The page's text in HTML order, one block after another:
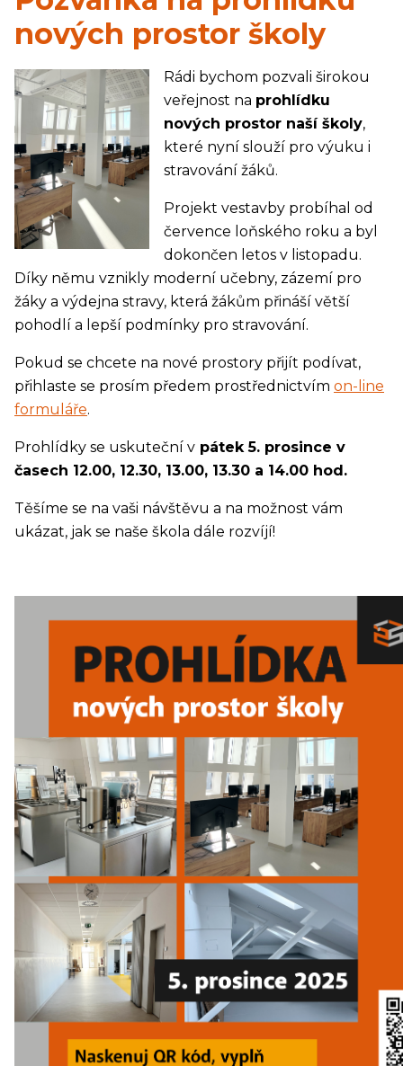
nových prostor školy
Rádi bychom pozvali širokou
veřejnost na prohlídku
nových prostor naší školy,
které nyní slouží pro výuku i
stravování žáků.
Projekt vestavby probíhal od
července loňského roku a byl
dokončen letos v listopadu.
Díky němu vznikly moderní učebny, zázemí pro
žáky a výdejna stravy, která žákům přináší větší
pohodlí a lepší podmínky pro stravování.
Pokud se chcete na nové prostory přijít podívat,
přihlaste se prosím předem prostřednictvím on-line
formuláře.
Prohlídky se uskuteční v pátek 5. prosince v
časech 12.00, 12.30, 13.00, 13.30 a 14.00 hod.
Těšíme se na vaši návštěvu a na možnost vám
ukázat, jak se naše škola dále rozvíjí!